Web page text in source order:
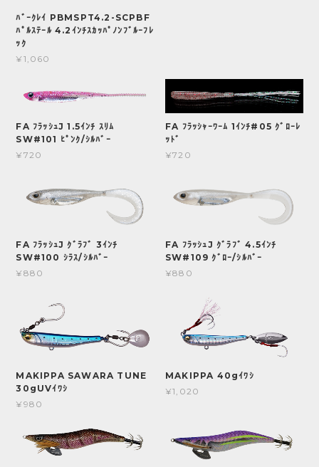
ﾊﾞｰｸﾚｲ PBMSPT4.2-SCPBF
ﾊﾟﾙｽﾃｰﾙ 4.2ｲﾝﾁｽｶｯﾊﾟﾉﾝﾌﾞﾙｰﾌﾚ
ｯｸ
¥1,060
FA ﾌﾗｯｼｭJ 1.5ｲﾝﾁ ｽﾘﾑ
SW#101 ﾋﾟﾝｸ/ｼﾙﾊﾞｰ
¥720
FA ﾌﾗｯｼｬｰﾜｰﾑ 1ｲﾝﾁ#05 ｸﾞﾛｰﾚ
ｯﾄﾞ
¥720
FA ﾌﾗｯｼｭJ ｸﾞﾗﾌﾞ 3ｲﾝﾁ
SW#100 ｼﾗｽ/ｼﾙﾊﾞｰ
¥880
FA ﾌﾗｯｼｭJ ｸﾞﾗﾌﾞ 4.5ｲﾝﾁ
SW#109 ｸﾞﾛｰ/ｼﾙﾊﾞｰ
¥880
MAKIPPA SAWARA TUNE
30gUVｲﾜｼ
¥980
MAKIPPA 40gｲﾜｼ
¥1,020